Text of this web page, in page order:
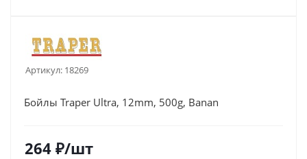
Артикул: 18269
Бойлы Traper Ultra, 12mm, 500g, Banan
264 ₽/шт